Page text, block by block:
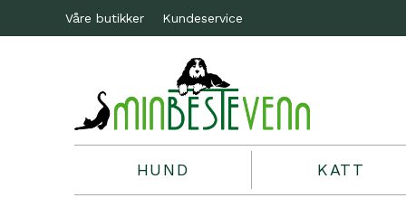
Våre butikker Kundeservice
HUND KATT